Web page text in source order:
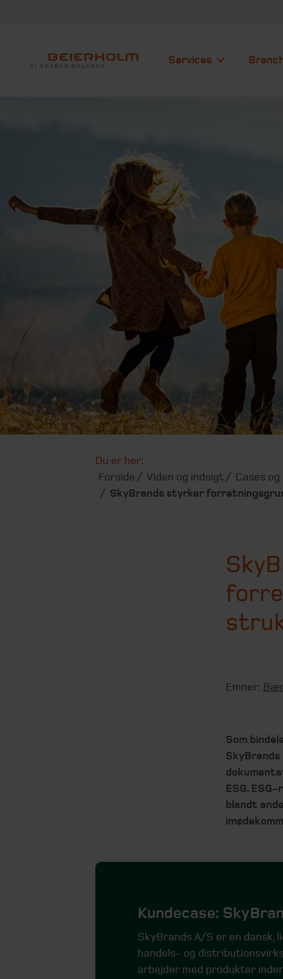
Services
Du er her:
Forside
Viden og indsigt
Cases
SkyBrands styrker
Emner:
Som
ESG.
blandt
Kundecase:
SkyBrands A/S er en dansk,
handels- og
arbejder med produkter